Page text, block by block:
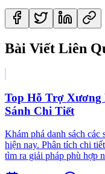
Bài Viết Liên
Top Hỗ Trợ
Sánh Chi Tiết
Khám phá danh sách các
hiện nay. Phân tích chi
tìm ra giải pháp phù hợp